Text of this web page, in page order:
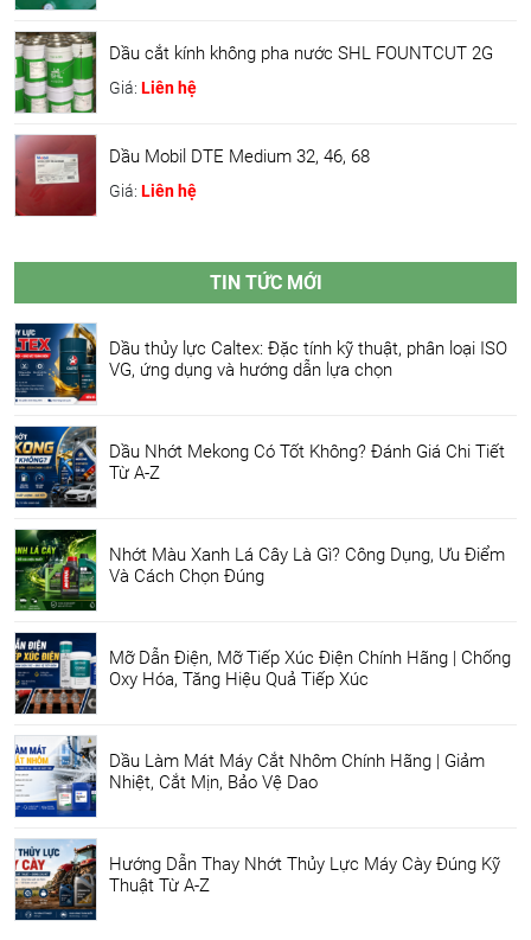
Dầu cắt kính không pha nước SHL FOUNTCUT 2G
Giá: Liên hệ
Dầu Mobil DTE Medium 32, 46, 68
Giá: Liên hệ
TIN TỨC MỚI
Dầu thủy lực Caltex: Đặc tính kỹ thuật, phân loại ISO
VG, ứng dụng và hướng dẫn lựa chọn
Dầu Nhớt Mekong Có Tốt Không? Đánh Giá Chi Tiết
Từ A-Z
Nhớt Màu Xanh Lá Cây Là Gì? Công Dụng, Ưu Điểm
Và Cách Chọn Đúng
Mỡ Dẫn Điện, Mỡ Tiếp Xúc Điện Chính Hãng | Chống
Oxy Hóa, Tăng Hiệu Quả Tiếp Xúc
Dầu Làm Mát Máy Cắt Nhôm Chính Hãng | Giảm
Nhiệt, Cắt Mịn, Bảo Vệ Dao
Hướng Dẫn Thay Nhớt Thủy Lực Máy Cày Đúng Kỹ
Thuật Từ A-Z